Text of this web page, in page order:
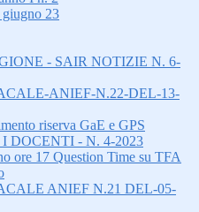
giugno 23
- SAIR NOTIZIE N. 6-
ANIEF-N.22-DEL-13-
riserva GaE e GPS
DOCENTI - N. 4-2023
ore 17 Question Time su TFA
ANIEF N.21 DEL-05-